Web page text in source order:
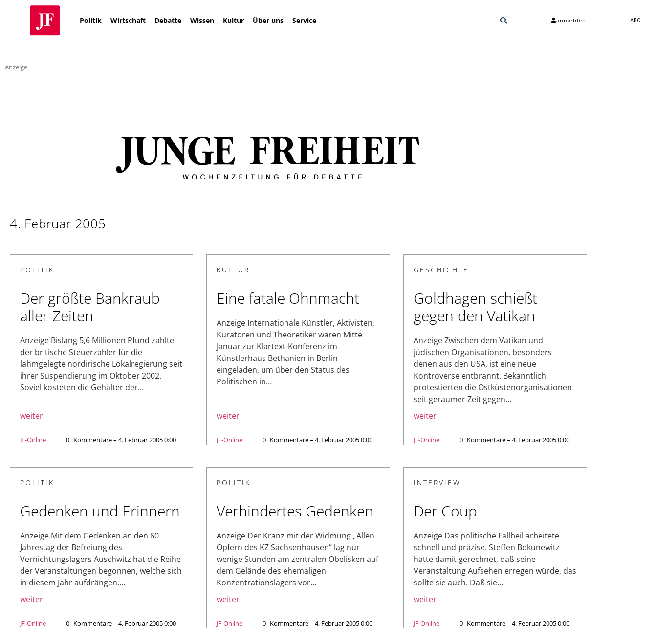
Politik Wirtschaft Debatte Wissen Kultur Über uns Service anmelden ABO
Anzeige
4. Februar 2005
POLITIK
Der größte Bankraub
aller Zeiten
Anzeige Bislang 5,6 Millionen Pfund zahlte
der britische Steuerzahler für die
lahmgelegte nordirische Lokalregierung seit
ihrer Suspendierung im Oktober 2002.
Soviel kosteten die Gehälter der…
weiter
JF-Online 0 Kommentare – 4. Februar 2005 0:00
KULTUR
Eine fatale Ohnmacht
Anzeige Internationale Künstler, Aktivisten,
Kuratoren und Theoretiker waren Mitte
Januar zur Klartext-Konferenz im
Künstlerhaus Bethanien in Berlin
eingeladen, um über den Status des
Politischen in…
weiter
JF-Online 0 Kommentare – 4. Februar 2005 0:00
GESCHICHTE
Goldhagen schießt
gegen den Vatikan
Anzeige Zwischen dem Vatikan und
jüdischen Organisationen, besonders
denen aus den USA, ist eine neue
Kontroverse entbrannt. Bekanntlich
protestierten die Ostküstenorganisationen
seit geraumer Zeit gegen…
weiter
JF-Online 0 Kommentare – 4. Februar 2005 0:00
POLITIK
Gedenken und Erinnern
Anzeige Mit dem Gedenken an den 60.
Jahrestag der Befreiung des
Vernichtungslagers Auschwitz hat die Reihe
der Veranstaltungen begonnen, welche sich
in diesem Jahr aufdrängen.…
weiter
JF-Online 0 Kommentare – 4. Februar 2005 0:00
POLITIK
Verhindertes Gedenken
Anzeige Der Kranz mit der Widmung „Allen
Opfern des KZ Sachsenhausen“ lag nur
wenige Stunden am zentralen Obelisken auf
dem Gelände des ehemaligen
Konzentrationslagers vor…
weiter
JF-Online 0 Kommentare – 4. Februar 2005 0:00
INTERVIEW
Der Coup
Anzeige Das politische Fallbeil arbeitete
schnell und präzise. Steffen Bokunewitz
hatte damit gerechnet, daß seine
Veranstaltung Aufsehen erregen würde, das
sollte sie auch. Daß sie…
weiter
JF-Online 0 Kommentare – 4. Februar 2005 0:00